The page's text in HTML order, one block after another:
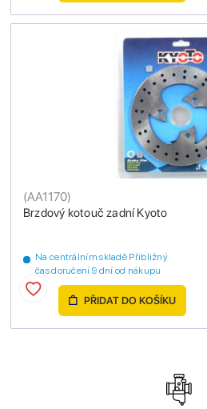
Brzdový kotouč zadní Kyoto
(AA1170)
Na centrálním skladě Přibližný
čas doručení 9 dní od nákupu
PŘIDAT DO KOŠÍKU